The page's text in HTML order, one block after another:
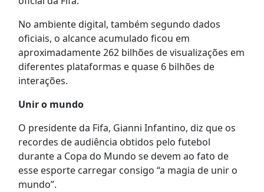
No ambiente digital, também segundo dados
oficiais, o alcance acumulado ficou em
aproximadamente 262 bilhões de visualizações em
diferentes plataformas e quase 6 bilhões de
interações.
Unir o mundo
O presidente da Fifa, Gianni Infantino, diz que os
recordes de audiência obtidos pelo futebol
durante a Copa do Mundo se devem ao fato de
esse esporte carregar consigo “a magia de unir o
mundo”.